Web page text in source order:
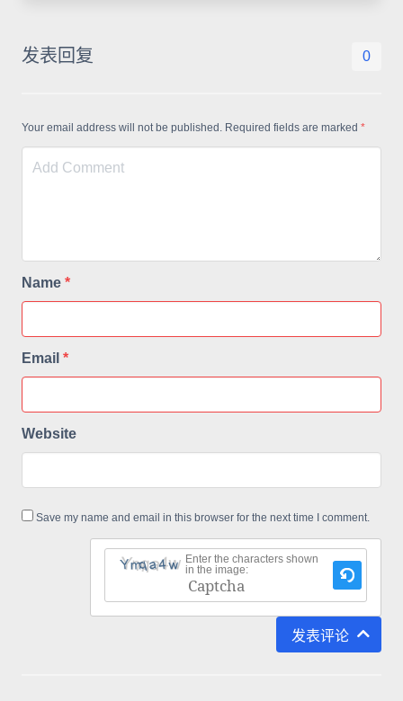
发表回复 0
Your email address will not be published. Required fields are marked *
Name *
Email *
Website
Save my name and email in this browser for the next time I comment.
Enter the characters shown
in the image:
发表评论